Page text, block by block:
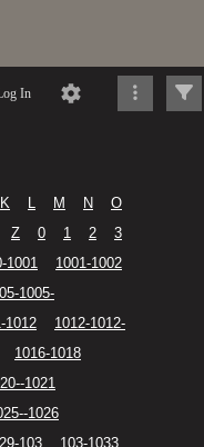
In
K L M N
O
Z 0 1 2
3
1001
1001-1002
1005-
1012
1012-1012-
1016-1018
1021
1026
103
103-1033